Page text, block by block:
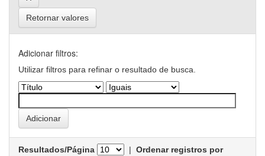
Retornar valores
Adicionar filtros:
Utilizar filtros para refinar o resultado de busca.
Resultados/Página | Ordenar registros por